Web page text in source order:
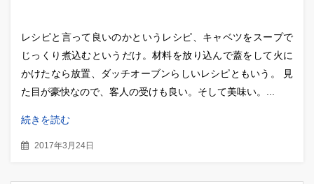
レシピと言って良いのかというレシピ、キャベツをスープで
じっくり煮込むというだけ。材料を放り込んで蓋をして火に
かけたなら放置、ダッチオーブンらしいレシピともいう。 見
た目が豪快なので、客人の受けも良い。そして美味い。...
続きを読む
2017年3月24日